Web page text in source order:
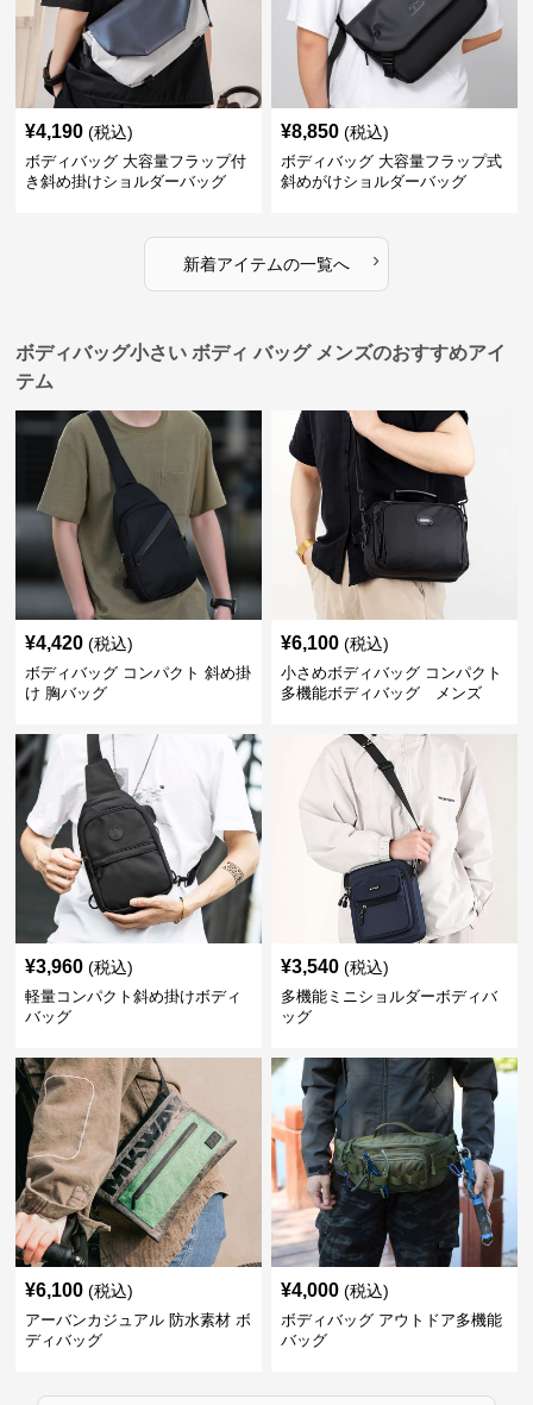
¥4,190 (税込)
ボディバッグ 大容量フラップ付
き斜め掛けショルダーバッグ
¥8,850 (税込)
ボディバッグ 大容量フラップ式
斜めがけショルダーバッグ
新着アイテムの一覧へ ›
ボディバッグ小さい ボディ バッグ メンズのおすすめアイ
テム
¥4,420 (税込)
ボディバッグ コンパクト 斜め掛
け 胸バッグ
¥6,100 (税込)
小さめボディバッグ コンパクト
多機能ボディバッグ メンズ
¥3,960 (税込)
軽量コンパクト斜め掛けボディ
バッグ
¥3,540 (税込)
多機能ミニショルダーボディバ
ッグ
¥6,100 (税込)
アーバンカジュアル 防水素材 ボ
ディバッグ
¥4,000 (税込)
ボディバッグ アウトドア多機能
バッグ